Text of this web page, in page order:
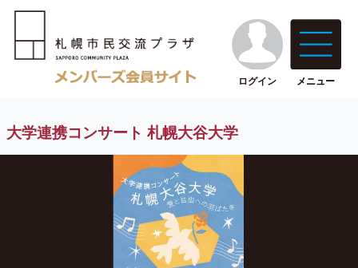
ログイン メニュー
大学連携コンサート 札幌大谷大学